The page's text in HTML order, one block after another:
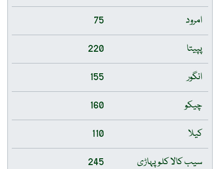
امرود
75
پپیتا
220
انگور
155
چیکو
160
کیلا
110
سیب کالا کلو پہاڑی
245